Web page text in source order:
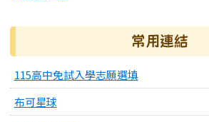
常用連結
115高中免試入學志願選填
布可星球